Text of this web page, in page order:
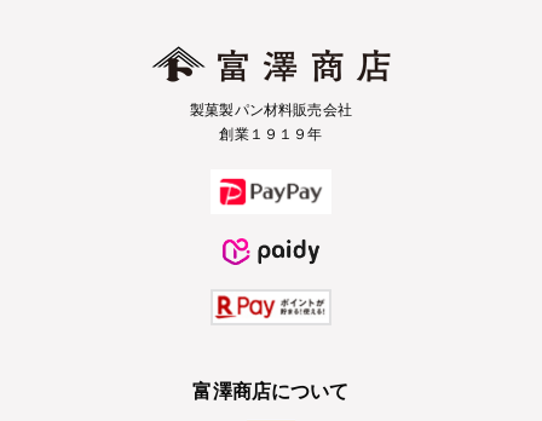
製菓製パン材料販売会社
創業１９１９年
富澤商店について